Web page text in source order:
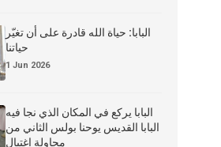
البابا: حياة الله قادرة على أن تغيّر
حياتنا
1 Jun 2026
البابا يركع في المكان الذي نجا فيه
البابا القديس يوحنا بولس الثاني من
محاولة اغتيال